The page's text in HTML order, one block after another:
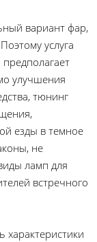
вариант фар,
услуга
улучшения
тюнинг
езды в темное
не
ламп для
встречного